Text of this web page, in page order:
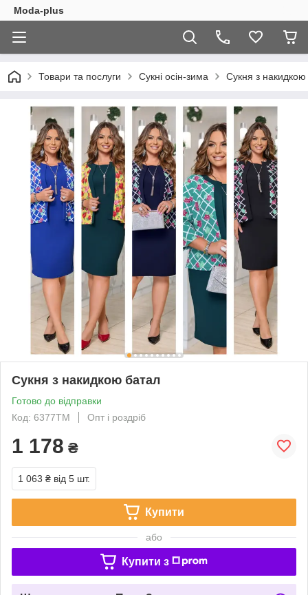
Moda-plus
Товари та послуги Сукні осін-зима Сукня з накидкою
Сукня з накидкою батал
Готово до відправки
Код: 6377ТМ
Опт і роздріб
1 178 ₴
1 063 ₴ від 5 шт.
Купити
або
Купити з